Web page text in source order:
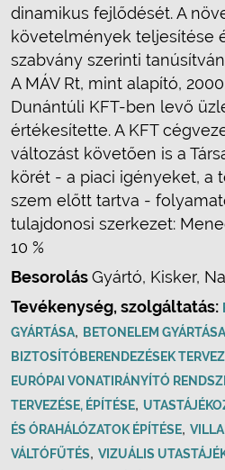
dinamikus fejlődését. A
követelmények teljesítése
szabvány szerinti
A MÁV Rt, mint alapító,
Dunántúli KFT-ben levő
értékesítette. A KFT
változást követően is a
körét - a piaci igényeket, a
szem előtt tartva -
tulajdonosi szerkezet:
10 %
BesorolásGyártó, Kisker,
Tevékenység, szolgáltatás:
GYÁRTÁSA, BETONELEM GYÁRTÁSA
BIZTOSÍTÓBERENDEZÉSEK
EURÓPAI VONATIRÁNYÍTÓ
TERVEZÉSE, ÉPÍTÉSE,
ÉS ÓRAHÁLÓZATOK ÉPÍTÉSE,
VÁLTÓFŰTÉS, VIZUÁLIS